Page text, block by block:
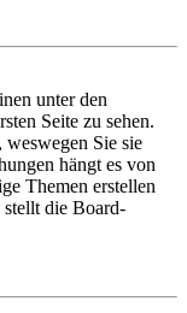
unter den
Seite zu sehen.
Sie sie
hängt es von
Themen erstellen
die Board-